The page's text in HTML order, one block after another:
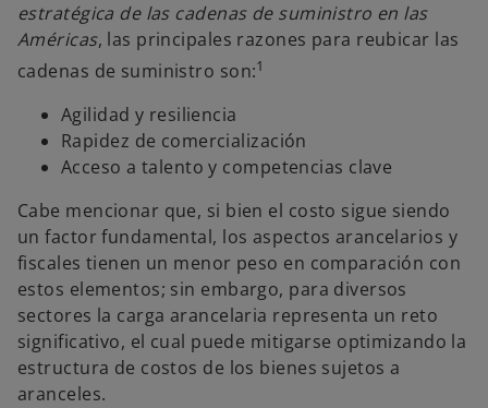
estratégica de las cadenas de suministro en las
Américas, las principales razones para reubicar las
cadenas de suministro son:1
Agilidad y resiliencia
Rapidez de comercialización
Acceso a talento y competencias clave
Cabe mencionar que, si bien el costo sigue siendo
un factor fundamental, los aspectos arancelarios y
fiscales tienen un menor peso en comparación con
estos elementos; sin embargo, para diversos
sectores la carga arancelaria representa un reto
significativo, el cual puede mitigarse optimizando la
estructura de costos de los bienes sujetos a
aranceles.